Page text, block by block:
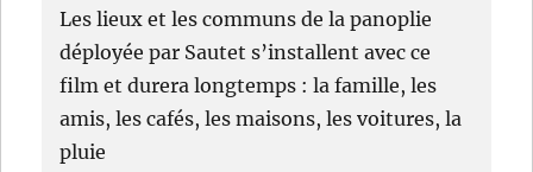
Les lieux et les communs de la panoplie
déployée par Sautet s’installent avec ce
film et durera longtemps : la famille, les
amis, les cafés, les maisons, les voitures, la
pluie